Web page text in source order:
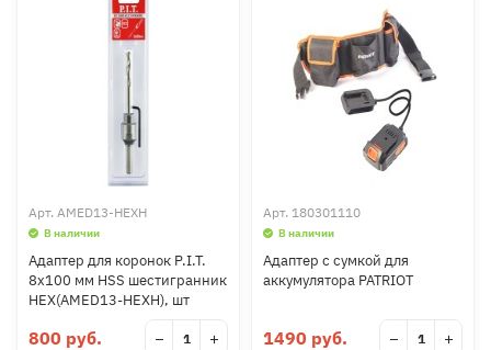
Арт. AMED13-HEXH
В наличии
Адаптер для коронок P.I.T.
8x100 мм HSS шестигранник
НEX(AMED13-HEXH), шт
800 руб. − +
Арт. 180301110
В наличии
Адаптер с сумкой для
аккумулятора PATRIOT
1490 руб. − +